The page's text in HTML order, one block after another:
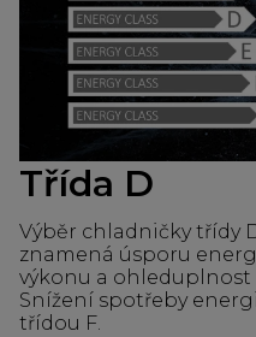
Třída D
Výběr chladničky třídy
znamená úsporu
výkonu a
Snížení spotřeby
třídou F.